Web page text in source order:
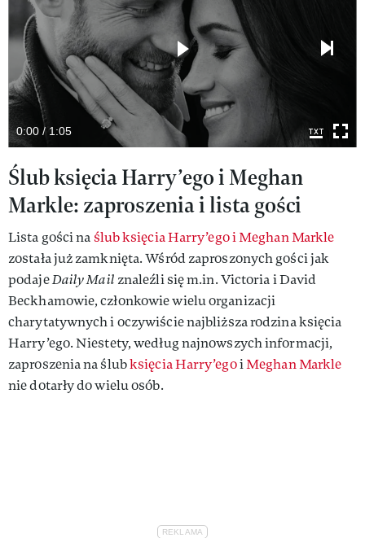
0:00 / 1:05
Ślub księcia Harry’ego i Meghan
Markle: zaproszenia i lista gości
Lista gości naślub księcia Harry’ego i Meghan Markle
została już zamknięta. Wśród zaproszonych gości jak
podajeDaily Mail znaleźli się m.in. Victoria i David
Beckhamowie, członkowie wielu organizacji
charytatywnych i oczywiście najbliższa rodzina księcia
Harry’ego. Niestety, według najnowszych informacji,
zaproszenia na ślubksięcia Harry’egoiMeghan Markle
nie dotarły do wielu osób.